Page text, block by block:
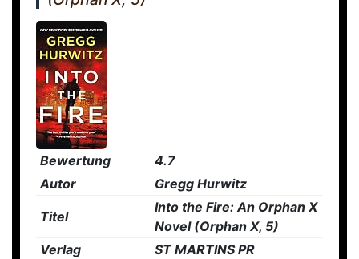
Bewertung
4.7
Autor
Gregg Hurwitz
Titel
Into the Fire: An Orphan X
Novel (Orphan X, 5)
Verlag
ST MARTINS PR